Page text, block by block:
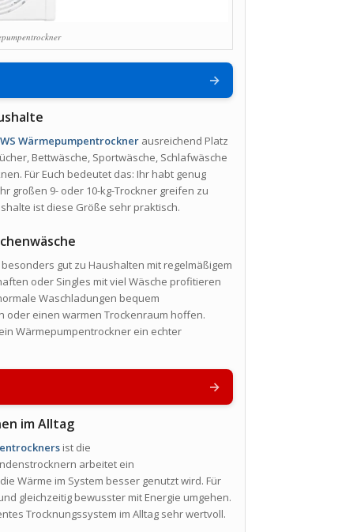
→
Wärmepumpentrockner ausreichend Platz
Bettwäsche, Sportwäsche, Schlafwäsche
Für Euch bedeutet das: Ihr habt genug
großen 9- oder 10-kg-Trockner greifen zu
ist diese Größe sehr praktisch.
gut zu Haushalten mit regelmäßigem
oder Singles mit viel Wäsche profitieren
Waschladungen bequem
oder einen warmen Trockenraum hoffen.
Wärmepumpentrockner ein echter
→
im Alltag
ist die
arbeitet ein
Wärme im System besser genutzt wird. Für
gleichzeitig bewusster mit Energie umgehen.
Trocknungssystem im Alltag sehr wertvoll.